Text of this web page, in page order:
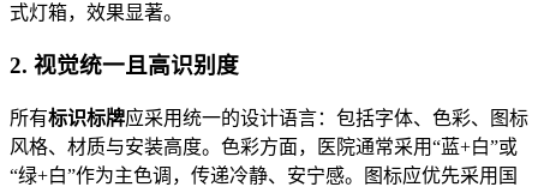
式灯箱，效果显著。
2. 视觉统一且高识别度
所有标识标牌应采用统一的设计语言：包括字体、色彩、图标
风格、材质与安装高度。色彩方面，医院通常采用“蓝+白”或
“绿+白”作为主色调，传递冷静、安宁感。图标应优先采用国